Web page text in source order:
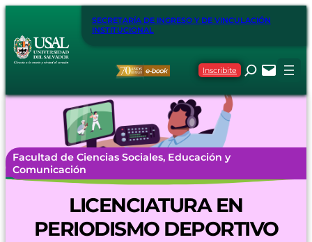
SECRETARÍA DE INGRESO Y DE VINCULACIÓN
INSTITUCIONAL
Inscribite
Facultad de Ciencias Sociales, Educación y
Comunicación
LICENCIATURA EN
PERIODISMO DEPORTIVO